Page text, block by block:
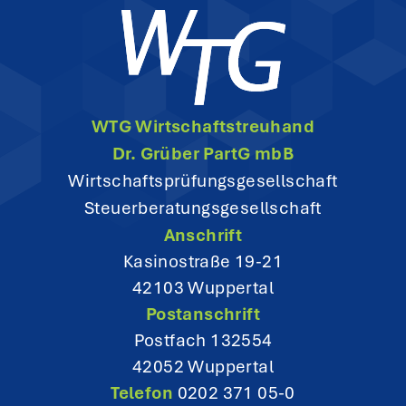
WTG Wirtschaftstreuhand
Dr. Grüber PartG mbB
Wirtschaftsprüfungsgesellschaft
Steuerberatungsgesellschaft
Anschrift
Kasinostraße 19-21
42103 Wuppertal
Postanschrift
Postfach 132554
42052 Wuppertal
Telefon 0202 371 05-0